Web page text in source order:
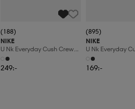
(188)
NIKE
U Nk Everyday Cush Crew
6pr-Bd
249:-
(895)
NIKE
U Nk Everyday
3pr
169:-